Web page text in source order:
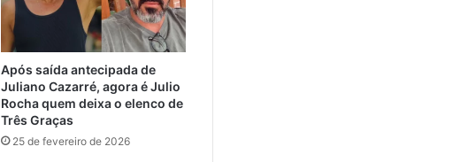
Após saída antecipada de
Juliano Cazarré, agora é Julio
Rocha quem deixa o elenco de
Três Graças
25 de fevereiro de 2026